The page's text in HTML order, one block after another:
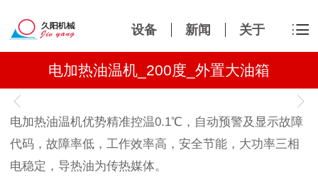
设备 新闻 关于
电加热油温机_200度_外置大油箱
1/1
电加热油温机优势精准控温0.1℃，自动预警及显示故障
代码，故障率低，工作效率高，安全节能，大功率三相
电稳定，导热油为传热媒体。